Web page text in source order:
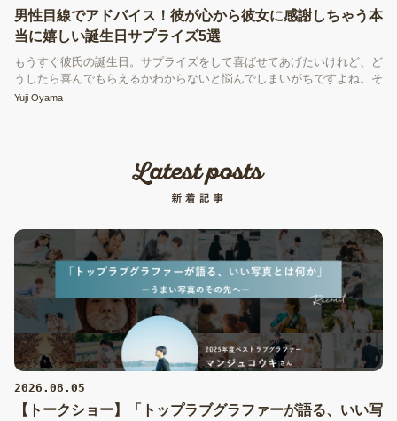
男性目線でアドバイス！彼が心から彼女に感謝しちゃう本
当に嬉しい誕生日サプライズ5選
もうすぐ彼氏の誕生日。サプライズをして喜ばせてあげたいけれど、ど
うしたら喜んでもらえるかわからないと悩んでしまいがちですよね。そ
こで、男目線からアドバイス！もちろん欲しいものをプレゼントしても
Yuji Oyama
2026.08.05
【トークショー】「トップラブグラファーが語る、いい写